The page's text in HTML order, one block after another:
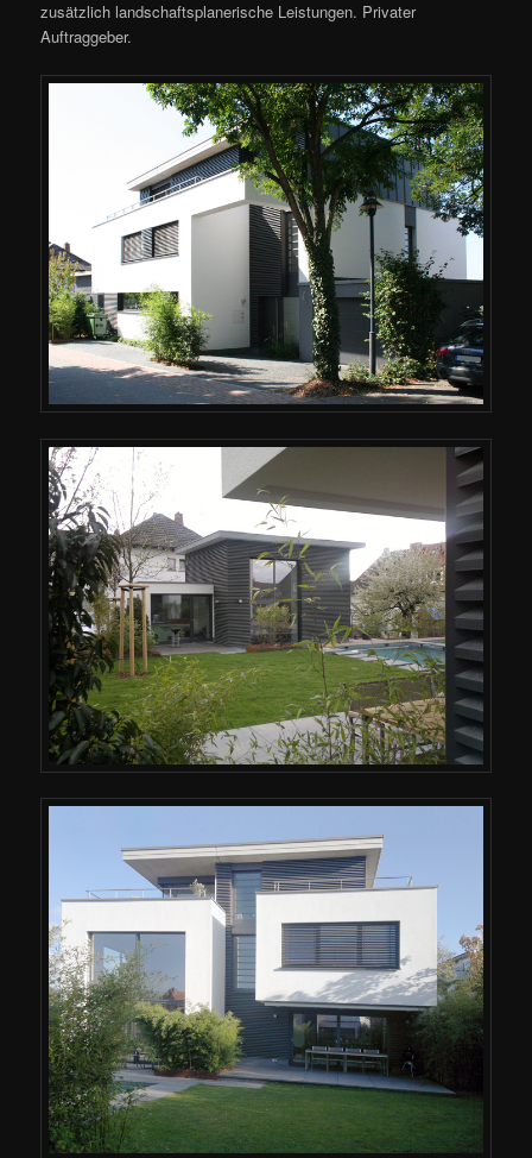
zusätzlich landschaftsplanerische Leistungen. Privater
Auftraggeber.